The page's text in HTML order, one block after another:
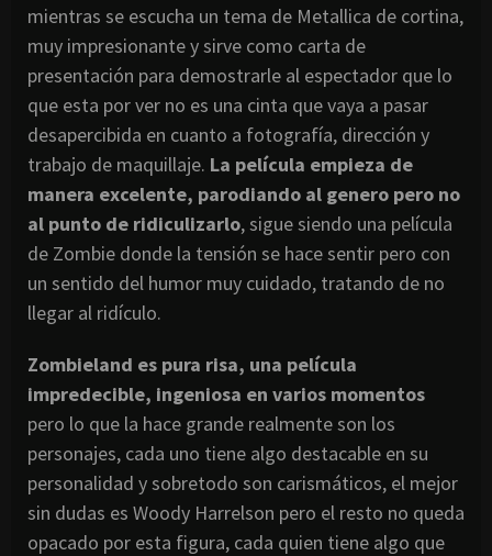
mientras se escucha un tema de Metallica de cortina,
muy impresionante y sirve como carta de
presentación para demostrarle al espectador que lo
que esta por ver no es una cinta que vaya a pasar
desapercibida en cuanto a fotografía, dirección y
trabajo de maquillaje. La película empieza de
manera excelente, parodiando al genero pero no
al punto de ridiculizarlo, sigue siendo una película
de Zombie donde la tensión se hace sentir pero con
un sentido del humor muy cuidado, tratando de no
llegar al ridículo.
Zombieland es pura risa, una película
impredecible, ingeniosa en varios momentos
pero lo que la hace grande realmente son los
personajes, cada uno tiene algo destacable en su
personalidad y sobretodo son carismáticos, el mejor
sin dudas es Woody Harrelson pero el resto no queda
opacado por esta figura, cada quien tiene algo que